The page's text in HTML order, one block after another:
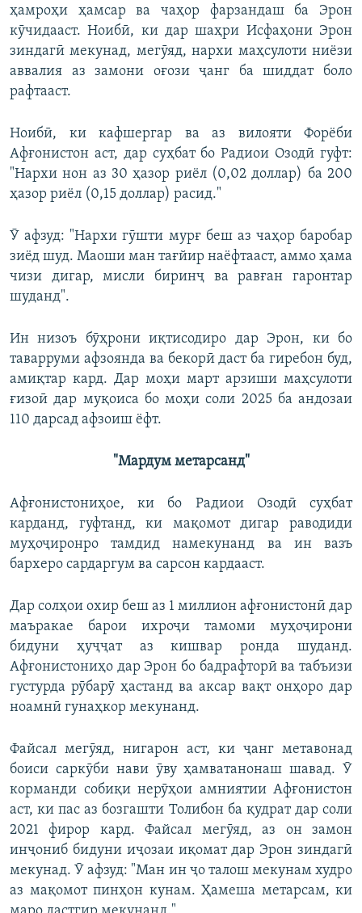
ҳамроҳи ҳамсар ва чаҳор фарзандаш ба Эрон
кӯчидааст. Ноибӣ, ки дар шаҳри Исфаҳони Эрон
зиндагӣ мекунад, мегӯяд, нархи маҳсулоти ниёзи
аввалия аз замони оғози ҷанг ба шиддат боло
рафтааст.
Ноибӣ, ки кафшергар ва аз вилояти Форёби
Афғонистон аст, дар суҳбат бо Радиои Озодӣ гуфт:
"Нархи нон аз 30 ҳазор риёл (0,02 доллар) ба 200
ҳазор риёл (0,15 доллар) расид."
Ӯ афзуд: "Нархи гӯшти мурғ беш аз чаҳор баробар
зиёд шуд. Маоши ман тағйир наёфтааст, аммо ҳама
чизи дигар, мисли биринҷ ва равған гаронтар
шуданд".
Ин низоъ бӯҳрони иқтисодиро дар Эрон, ки бо
таварруми афзоянда ва бекорӣ даст ба гиребон буд,
амиқтар кард. Дар моҳи март арзиши маҳсулоти
ғизоӣ дар муқоиса бо моҳи соли 2025 ба андозаи
110 дарсад афзоиш ёфт.
"Мардум метарсанд"
Афғонистониҳое, ки бо Радиои Озодӣ суҳбат
карданд, гуфтанд, ки мақомот дигар раводиди
муҳоҷиронро тамдид намекунанд ва ин вазъ
бархеро сардаргум ва сарсон кардааст.
Дар солҳои охир беш аз 1 миллион афғонистонӣ дар
маъракае барои ихроҷи тамоми муҳоҷирони
бидуни ҳуҷҷат аз кишвар ронда шуданд.
Афғонистониҳо дар Эрон бо бадрафторӣ ва табъизи
густурда рӯбарӯ ҳастанд ва аксар вақт онҳоро дар
ноамнӣ гунаҳкор мекунанд.
Файсал мегӯяд, нигарон аст, ки ҷанг метавонад
боиси саркӯби нави ӯву ҳамватанонаш шавад. Ӯ
корманди собиқи нерӯҳои амниятии Афғонистон
аст, ки пас аз бозгашти Толибон ба қудрат дар соли
2021 фирор кард. Файсал мегӯяд, аз он замон
инҷониб бидуни иҷозаи иқомат дар Эрон зиндагӣ
мекунад. Ӯ афзуд: "Ман ин ҷо талош мекунам худро
аз мақомот пинҳон кунам. Ҳамеша метарсам, ки